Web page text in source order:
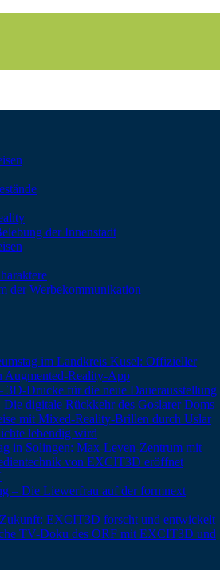
der Innenstadt
der Werbekommunikation
im Landkreis Kusel: Offizieller
Augmented-Reality-App
3D-Drucke für die neue Dauerausstellung
digitale Rückkehr des Goslarer Doms
mit Mixed-Reality-Brillen durch Uslar
lebendig wird
in Solingen: Max-Leven-Zentrum mit
von EXCIT3D eröffnet
– Die Liewerfrau auf der formnext
EXCIT3D forscht und entwickelt
TV-Doku des ORF mit EXCIT3D und